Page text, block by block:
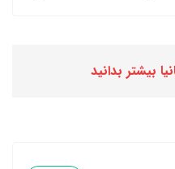
بیشتر بدانید